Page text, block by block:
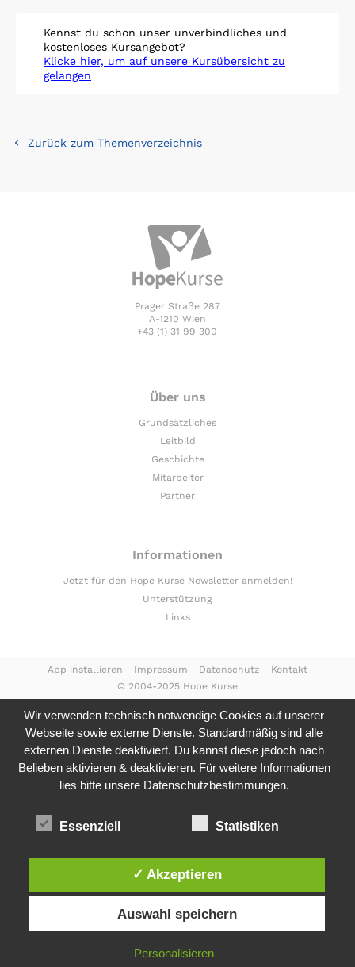
Kennst du schon unser unverbindliches und
kostenloses Kursangebot?
Klicke hier, um auf unsere Kursübersicht zu
gelangen
Zurück zum Themenverzeichnis
Prager Straße 287
A-1210 Wien
+43 (1) 31 99 300
Über uns
Grundsätzliches
Leitbild
Geschichte
Mitarbeiter
Partner
Informationen
Jetzt für den Hope Kurse Newsletter anmelden!
Unterstützung
Links
© 2004-2025 Hope Kurse
App installieren Impressum Datenschutz Kontakt
Wir verwenden technisch notwendige Cookies auf unserer
Webseite sowie externe Dienste. Standardmäßig sind alle
externen Dienste deaktiviert. Du kannst diese jedoch nach
Belieben aktivieren & deaktivieren. Für weitere Informationen
lies bitte unsere Datenschutzbestimmungen.
Essenziell Statistiken
✓ Akzeptieren
Auswahl speichern
Personalisieren